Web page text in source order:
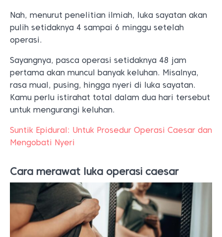
Nah, menurut penelitian ilmiah, luka sayatan akan
pulih setidaknya 4 sampai 6 minggu setelah
operasi.
Sayangnya, pasca operasi setidaknya 48 jam
pertama akan muncul banyak keluhan. Misalnya,
rasa mual, pusing, hingga nyeri di luka sayatan.
Kamu perlu istirahat total dalam dua hari tersebut
untuk mengurangi keluhan.
Suntik Epidural: Untuk Prosedur Operasi Caesar dan
Mengobati Nyeri
Cara merawat luka operasi caesar